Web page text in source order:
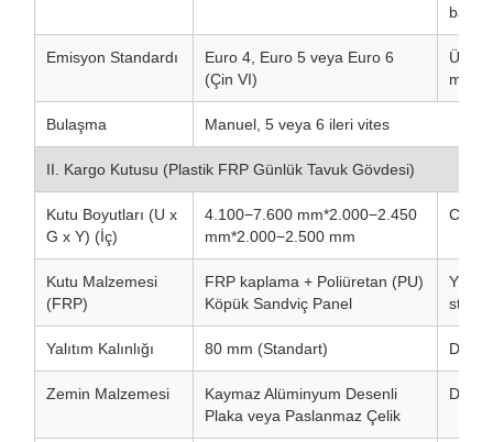
Emisyon Standardı
Euro 4, Euro 5 veya Euro 6
(Çin VI)
model
Bulaşma Manuel, 5 veya 6 ileri vites
II. Kargo Kutusu (Plastik FRP Günlük Tavuk Gövdesi)
Kutu Boyutları (U x
G x Y) (İç)
4.100−7.600 mm*2.000−2.450
mm*2.000−2.500 mm
Kutu Malzemesi
(FRP)
FRP kaplama + Poliüretan (PU)
Köpük Sandviç Panel
Yalıtım Kalınlığı 80 mm (Standart)
Zemin Malzemesi
Kaymaz Alüminyum Desenli
Plaka veya Paslanmaz Çelik